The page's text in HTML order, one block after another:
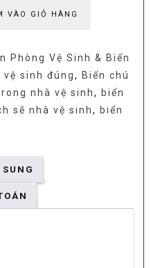
tại
VÀO GIỎ HÀNG
Phòng Vệ Sinh & Biển
vệ sinh đúng, Biển chú
nhà vệ sinh, biển
sẽ nhà vệ sinh, biển